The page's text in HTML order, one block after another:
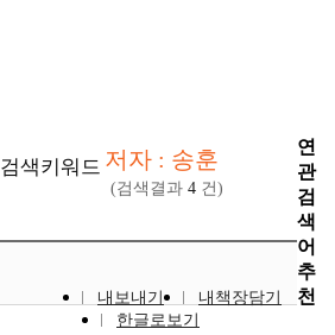
검색키워드 저자 : 송훈
(검색결과 4 건)
내보내기
내책장담기
한글로보기
연
관
검
색
어
추
천